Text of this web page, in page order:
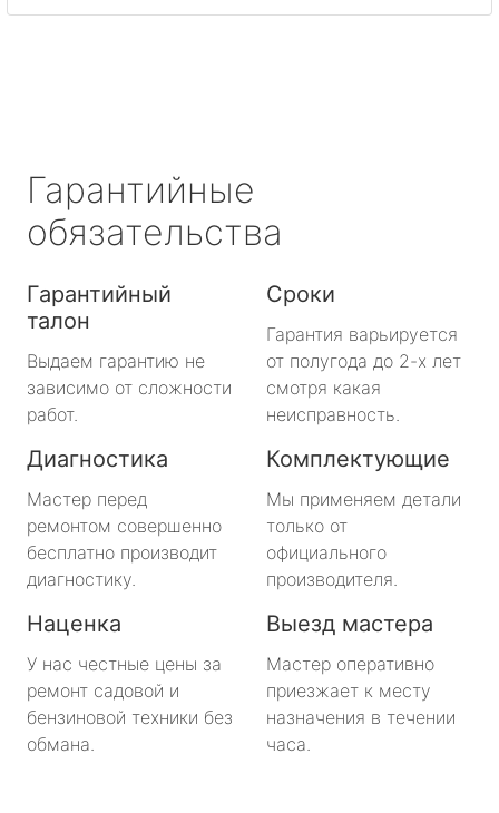
Гарантийные
обязательства
Гарантийный
талон
Выдаем гарантию не
зависимо от сложности
работ.
Сроки
Гарантия варьируется
от полугода до 2-х лет
смотря какая
неисправность.
Диагностика
Мастер перед
ремонтом совершенно
бесплатно производит
диагностику.
Комплектующие
Мы применяем детали
только от
официального
производителя.
Наценка
У нас честные цены за
ремонт садовой и
бензиновой техники без
обмана.
Выезд мастера
Мастер оперативно
приезжает к месту
назначения в течении
часа.